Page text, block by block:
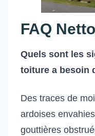
FAQ
Quels sont les
toiture a besoin
Des traces de
ardoises
gouttières